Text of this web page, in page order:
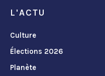
L'ACTU
Culture
Élections 2026
Planète